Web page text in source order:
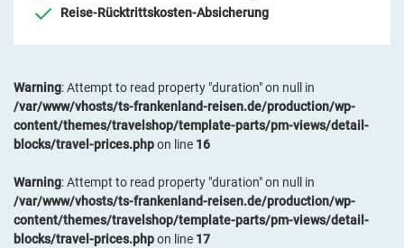
Reise-Rücktrittskosten-Absicherung
Warning: Attempt to read property "duration" on null in
/var/www/vhosts/ts-frankenland-reisen.de/production/wp-
content/themes/travelshop/template-parts/pm-views/detail-
blocks/travel-prices.phpon line 16
Warning: Attempt to read property "duration" on null in
/var/www/vhosts/ts-frankenland-reisen.de/production/wp-
content/themes/travelshop/template-parts/pm-views/detail-
blocks/travel-prices.phpon line 17